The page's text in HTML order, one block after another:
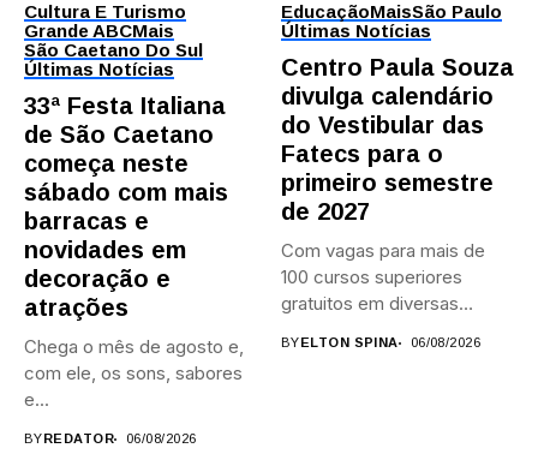
Cultura E Turismo
Grande ABCMais
São Caetano Do Sul
Últimas Notícias
33ª Festa Italiana
de São Caetano
começa neste
sábado com mais
barracas e
novidades em
decoração e
atrações
Chega o mês de agosto e,
com ele, os sons, sabores
e...
BYREDATOR 06/08/2026
EducaçãoMaisSão Paulo
Últimas Notícias
Centro Paula Souza
divulga calendário
do Vestibular das
Fatecs para o
primeiro semestre
de 2027
Com vagas para mais de
100 cursos superiores
gratuitos em diversas
BYELTON SPINA 06/08/2026